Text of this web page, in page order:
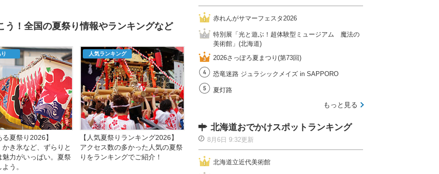
！全国の夏祭り情報やランキングなど
夏祭り2026】
かき氷など、ずらりと
魅力がいっぱい。夏祭
う。
人気ランキング
【人気夏祭りランキング2026】
アクセス数の多かった人気の夏祭
りをランキングでご紹介！
赤れんがサマーフェスタ2026
特別展「光と遊ぶ！超体験型ミュージアム 魔法の
美術館」(北海道)
2026さっぽろ夏まつり(第73回)
恐竜迷路 ジュラシックメイズ in SAPPORO
夏灯路
もっと見る
北海道おでかけスポットランキング
8月6日 9:32更新
北海道立近代美術館